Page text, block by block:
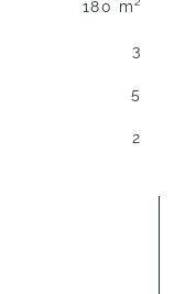
180 m²
3
5
2